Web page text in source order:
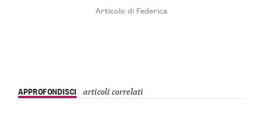
Articolo di Federica
APPROFONDISCI articoli correlati